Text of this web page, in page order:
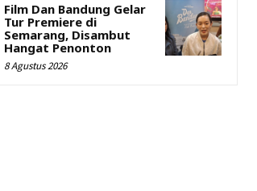
Film Dan Bandung Gelar
Tur Premiere di
Semarang, Disambut
Hangat Penonton
8 Agustus 2026